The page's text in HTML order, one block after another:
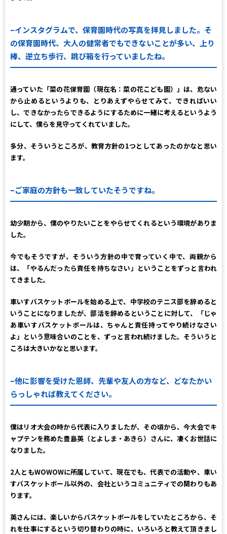
–インスタグラムで、保育園時代の写真を拝見しました。そ
の保育園時代、大人の健常者でもできないことが多い、上り
棒、逆立ち歩行、跳び箱を行っていましたね。
通っていた「菜の花保育園（現在名：菜の花こども園）」は、危ない
から止めるというよりも、とりあえずやらせてみて、できればいい
し、できなかったらできるようにするために一緒に考えるというよう
にして、僕らを見守ってくれていました。
多分、そういうところが、教育方針の1つとしてあったのかなと思い
ます。
–ご家庭の方針も一致していたそうですね。
幼少期から、僕のやりたいことをやらせてくれるという環境がありま
した。
今でもそうですが、そういう方針の中で育っていく中で、両親から
は、「やるんだったら責任を持ちなさい」ということをずっと言われ
てきました。
車いすバスケットボールを始める上で、中学校のテニス部を辞めると
いうことになりましたが、部活を辞めるということに対して、「じゃ
あ車いすバスケットボールは、ちゃんと責任持ってやり続けなさい
よ」という意味合いのことを、ずっと言われ続けました。そういうと
ころは大きいかなと思います。
–他に影響を受けた恩師、先輩や友人の方など、どなたかい
らっしゃれば教えてください。
僕はリオ大会の時から代表に入りましたが、その頃から、今大会でキ
ャプテンを務めた豊島英（とよしま・あきら）さんに、凄くお世話に
なりました。
2人ともWOWOWに所属していて、現在でも、代表での活動や、車い
すバスケットボール以外の、会社というコミュニティでの関わりもあ
ります。
英さんには、楽しいからバスケットボールをしていたところから、そ
れを仕事にするという切り替わりの時に、いろいろと教えて頂きまし